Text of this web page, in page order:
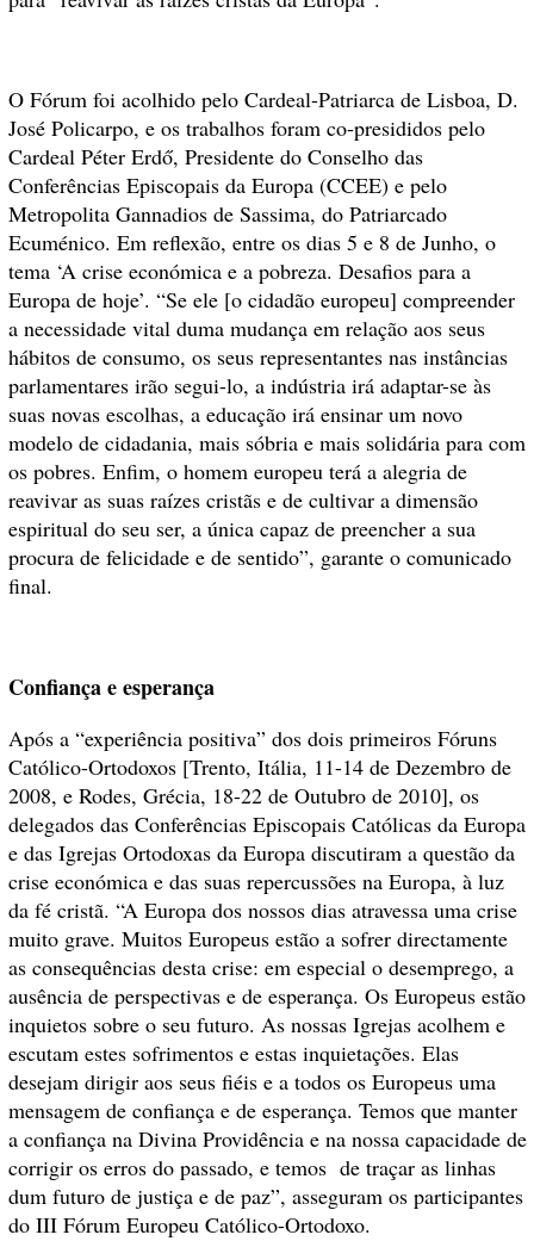
O Fórum foi acolhido pelo Cardeal-Patriarca de Lisboa, D.
José Policarpo, e os trabalhos foram co-presididos pelo
Cardeal Péter Erdő, Presidente do Conselho das
Conferências Episcopais da Europa (CCEE) e pelo
Metropolita Gannadios de Sassima, do Patriarcado
Ecuménico. Em reflexão, entre os dias 5 e 8 de Junho, o
tema ‘A crise económica e a pobreza. Desafios para a
Europa de hoje’. “Se ele [o cidadão europeu] compreender
a necessidade vital duma mudança em relação aos seus
hábitos de consumo, os seus representantes nas instâncias
parlamentares irão segui-lo, a indústria irá adaptar-se às
suas novas escolhas, a educação irá ensinar um novo
modelo de cidadania, mais sóbria e mais solidária para com
os pobres. Enfim, o homem europeu terá a alegria de
reavivar as suas raízes cristãs e de cultivar a dimensão
espiritual do seu ser, a única capaz de preencher a sua
procura de felicidade e de sentido”, garante o comunicado
final.
Confiança e esperança
Após a “experiência positiva” dos dois primeiros Fóruns
Católico-Ortodoxos [Trento, Itália, 11-14 de Dezembro de
2008, e Rodes, Grécia, 18-22 de Outubro de 2010], os
delegados das Conferências Episcopais Católicas da Europa
e das Igrejas Ortodoxas da Europa discutiram a questão da
crise económica e das suas repercussões na Europa, à luz
da fé cristã. “A Europa dos nossos dias atravessa uma crise
muito grave. Muitos Europeus estão a sofrer directamente
as consequências desta crise: em especial o desemprego, a
ausência de perspectivas e de esperança. Os Europeus estão
inquietos sobre o seu futuro. As nossas Igrejas acolhem e
escutam estes sofrimentos e estas inquietações. Elas
desejam dirigir aos seus fiéis e a todos os Europeus uma
mensagem de confiança e de esperança. Temos que manter
a confiança na Divina Providência e na nossa capacidade de
corrigir os erros do passado, e temos de traçar as linhas
dum futuro de justiça e de paz”, asseguram os participantes
do III Fórum Europeu Católico-Ortodoxo.